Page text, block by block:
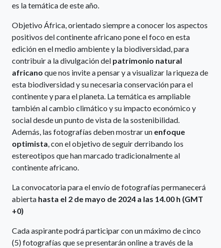
es la temática de este año.
Objetivo África, orientado siempre a conocer los aspectos
positivos del continente africano pone el foco en esta
edición en el medio ambiente y la biodiversidad, para
contribuir a la divulgación del patrimonio natural
africano que nos invite a pensar y a visualizar la riqueza de
esta biodiversidad y su necesaria conservación para el
continente y para el planeta. La temática es ampliable
también al cambio climático y su impacto económico y
social desde un punto de vista de la sostenibilidad.
Además, las fotografías deben mostrar un enfoque
optimista, con el objetivo de seguir derribando los
estereotipos que han marcado tradicionalmente al
continente africano.
La convocatoria para el envío de fotografías permanecerá
abierta hasta el 2 de mayo de 2024 a las 14.00 h (GMT
+0)
Cada aspirante podrá participar con un máximo de cinco
(5) fotografías que se presentarán online a través de la